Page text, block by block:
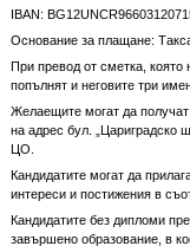
IBAN:
Основание за плащане:
При превод от сметка,
попълнят и неговите три
Желаещите могат да получат
на адрес бул. „Цариградско
ЦО.
Кандидатите могат да
интереси и постижения в
Кандидатите без дипломи
завършено образование, в